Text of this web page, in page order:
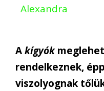
Alexandra
Akígyók
rendelkeznek,
viszolyognak